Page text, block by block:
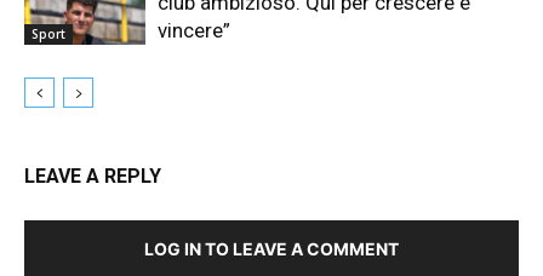
Sport
vincere”
LEAVE A REPLY
LOG IN TO LEAVE A COMMENT